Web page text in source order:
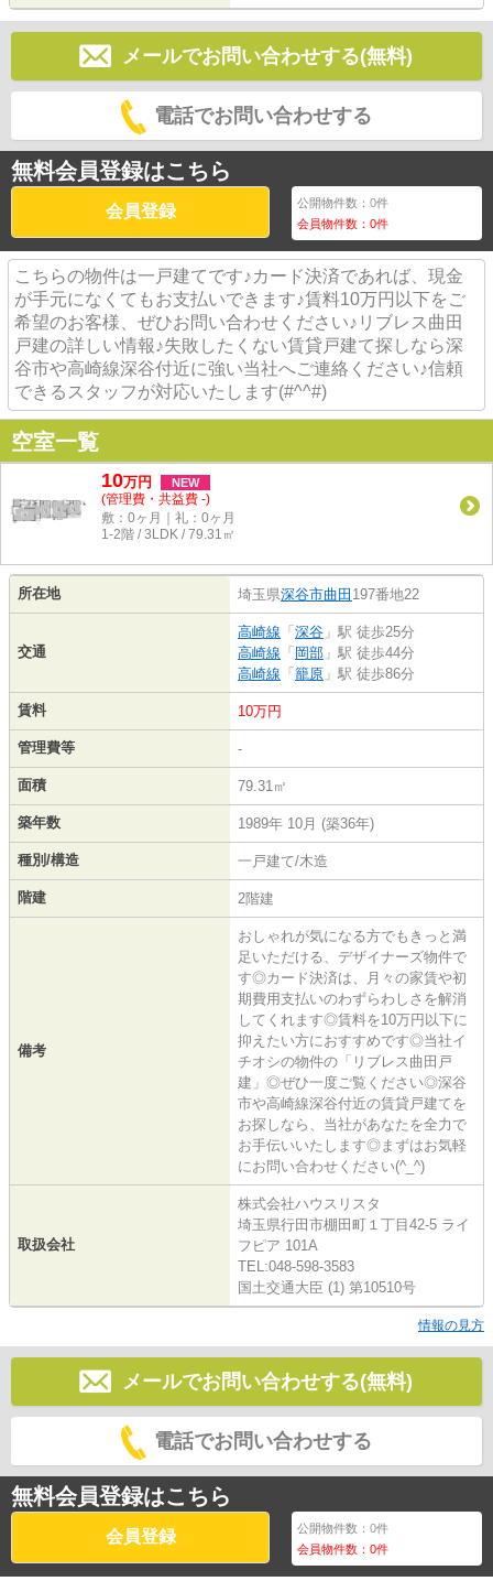
メールでお問い合わせする(無料)
電話でお問い合わせする
無料会員登録はこちら
会員登録 公開物件数：0件
会員物件数：0件
こちらの物件は一戸建てです♪カード決済であれば、現金
が手元になくてもお支払いできます♪賃料10万円以下をご
希望のお客様、ぜひお問い合わせください♪リブレス曲田
戸建の詳しい情報♪失敗したくない賃貸戸建て探しなら深
谷市や高崎線深谷付近に強い当社へご連絡ください♪信頼
できるスタッフが対応いたします(#^^#)
空室一覧
10万円 NEW
(管理費・共益費 -)
敷：0ヶ月｜礼：0ヶ月
1-2階 / 3LDK / 79.31㎡
所在地 埼玉県深谷市曲田 197番地22
交通
高崎線 「 深谷 」駅 徒歩25分
高崎線 「 岡部 」駅 徒歩44分
高崎線 「 籠原 」駅 徒歩86分
賃料 10万円
管理費等 -
面積 79.31㎡
築年数 1989年 10月 (築36年)
種別/構造 一戸建て/木造
階建 2階建
備考
おしゃれが気になる方でもきっと満
足いただける、デザイナーズ物件で
す◎カード決済は、月々の家賃や初
期費用支払いのわずらわしさを解消
してくれます◎賃料を10万円以下に
抑えたい方におすすめです◎当社イ
チオシの物件の「リブレス曲田戸
建」◎ぜひ一度ご覧ください◎深谷
市や高崎線深谷付近の賃貸戸建てを
お探しなら、当社があなたを全力で
お手伝いいたします◎まずはお気軽
にお問い合わせください(^_^)
取扱会社
株式会社ハウスリスタ
埼玉県行田市棚田町１丁目42-5 ライ
フピア 101A
TEL:048-598-3583
国土交通大臣 (1) 第10510号
情報の見方
メールでお問い合わせする(無料)
電話でお問い合わせする
無料会員登録はこちら
会員登録 公開物件数：0件
会員物件数：0件